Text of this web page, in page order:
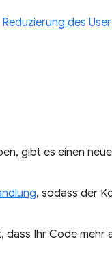
des
gibt es einen
, sodass der
Ihr Code mehr